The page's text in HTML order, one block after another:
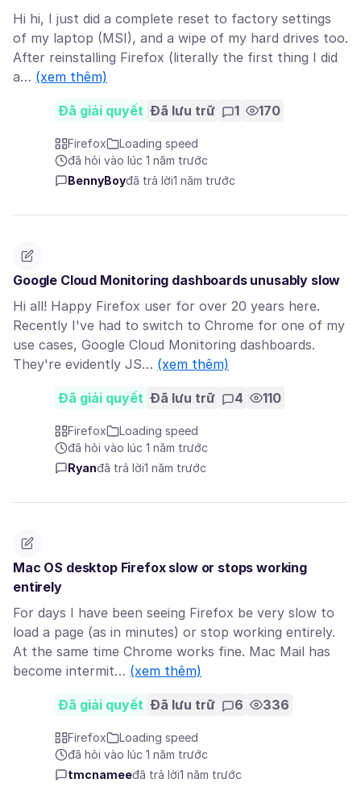
Hi hi, I just did a complete reset to factory settings
of my laptop (MSI), and a wipe of my hard drives too.
After reinstalling Firefox (literally the first thing I did
a… (xem thêm)
Đã giải quyết Đã lưu trữ 1 170
Firefox
Loading speed
đã hỏi vào lúc 1 năm trước
BennyBoyđã trả lời1 năm trước
Google Cloud Monitoring dashboards unusably slow
Hi all! Happy Firefox user for over 20 years here.
Recently I've had to switch to Chrome for one of my
use cases, Google Cloud Monitoring dashboards.
They're evidently JS… (xem thêm)
Đã giải quyết Đã lưu trữ 4 110
Firefox
Loading speed
đã hỏi vào lúc 1 năm trước
Ryanđã trả lời1 năm trước
Mac OS desktop Firefox slow or stops working
entirely
For days I have been seeing Firefox be very slow to
load a page (as in minutes) or stop working entirely.
At the same time Chrome works fine. Mac Mail has
become intermit… (xem thêm)
Đã giải quyết Đã lưu trữ 6 336
Firefox
Loading speed
đã hỏi vào lúc 1 năm trước
tmcnameeđã trả lời1 năm trước